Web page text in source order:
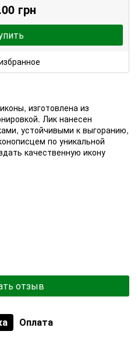
грн
изготовлена из
Лик нанесен
устойчивыми к выгоранию,
по уникальной
качественную икону
отзыв
Оплата